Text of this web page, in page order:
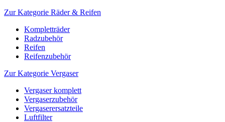
Zur Kategorie Räder & Reifen
Kompletträder
Radzubehör
Reifen
Reifenzubehör
Zur Kategorie Vergaser
Vergaser komplett
Vergaserzubehör
Vergaserersatzteile
Luftfilter